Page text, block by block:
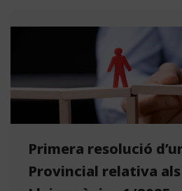
Primera resolució
Provincial relativa als